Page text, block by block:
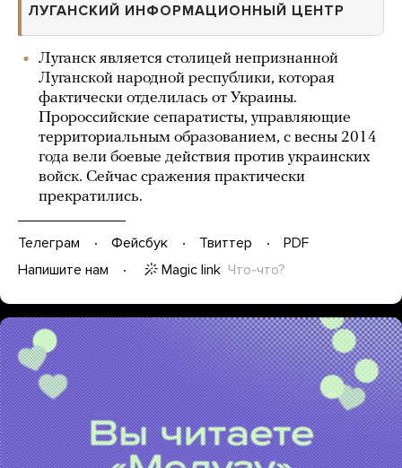
ЛУГАНСКИЙ ИНФОРМАЦИОННЫЙ ЦЕНТР
Луганск является столицей непризнанной
Луганской народной республики, которая
фактически отделилась от Украины.
Пророссийские сепаратисты, управляющие
территориальным образованием, с весны 2014
года вели боевые действия против украинских
войск. Сейчас сражения практически
прекратились.
Телеграм Фейсбук Твиттер
PDF
Напишите нам
Magic link Что-что?